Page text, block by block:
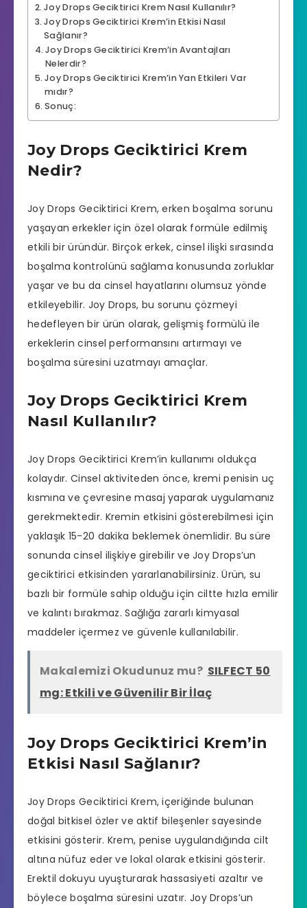
Joy Drops Geciktirici Krem Nasıl Kullanılır?
Joy Drops Geciktirici Krem’in Etkisi Nasıl
Sağlanır?
Joy Drops Geciktirici Krem’in Avantajları
Nelerdir?
Joy Drops Geciktirici Krem’in Yan Etkileri Var
mıdır?
Sonuç:
Joy Drops Geciktirici Krem
Nedir?
Joy Drops Geciktirici Krem,erken boşalma sorunu
yaşayan erkekler için özel olarak formüle edilmiş
etkili bir üründür. Birçok erkek, cinsel ilişki sırasında
boşalma kontrolünü sağlama konusunda zorluklar
yaşar ve bu da cinsel hayatlarını olumsuz yönde
etkileyebilir. Joy Drops, bu sorunu çözmeyi
hedefleyen bir ürün olarak, gelişmiş formülü ile
erkeklerin cinsel performansını artırmayı ve
boşalma süresini uzatmayı amaçlar.
Joy Drops Geciktirici Krem
Nasıl Kullanılır?
Joy Drops Geciktirici Krem’in kullanımı oldukça
kolaydır. Cinsel aktiviteden önce, kremi penisin uç
kısmına ve çevresine masaj yaparak uygulamanız
gerekmektedir. Kremin etkisini gösterebilmesi için
yaklaşık 15-20 dakika beklemek önemlidir. Bu süre
sonunda cinsel ilişkiye girebilir ve Joy Drops’un
geciktirici etkisinden yararlanabilirsiniz. Ürün, su
bazlı bir formüle sahip olduğu için ciltte hızla emilir
ve kalıntı bırakmaz. Sağlığa zararlı kimyasal
maddeler içermez ve güvenle kullanılabilir.
Makalemizi Okudunuz mu? SILFECT 50
mg: Etkili ve Güvenilir Bir İlaç
Joy Drops Geciktirici Krem’in
Etkisi Nasıl Sağlanır?
Joy Drops Geciktirici Krem, içeriğinde bulunan
doğal bitkisel özler ve aktif bileşenler sayesinde
etkisini gösterir. Krem, penise uygulandığında cilt
altına nüfuz eder ve lokal olarak etkisini gösterir.
Erektil dokuyu uyuşturarak hassasiyeti azaltır ve
böylece boşalma süresini uzatır. Joy Drops’un